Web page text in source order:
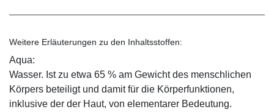
Weitere Erläuterungen zu den Inhaltsstoffen:
Aqua:
Wasser. Ist zu etwa 65 % am Gewicht des menschlichen
Körpers beteiligt und damit für die Körperfunktionen,
inklusive der der Haut, von elementarer Bedeutung.